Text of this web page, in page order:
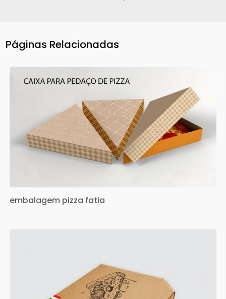
Páginas Relacionadas
embalagem pizza fatia